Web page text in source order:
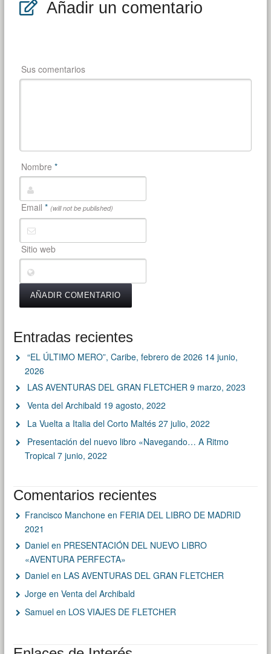
Añadir un comentario
Sus comentarios
Nombre *
Email * (will not be published)
Sitio web
Entradas recientes
“EL ÚLTIMO MERO”, Caribe, febrero de 2026 14 junio,
2026
LAS AVENTURAS DEL GRAN FLETCHER 9 marzo, 2023
Venta del Archibald 19 agosto, 2022
La Vuelta a Italia del Corto Maltés 27 julio, 2022
Presentación del nuevo libro «Navegando… A Ritmo
Tropical 7 junio, 2022
Comentarios recientes
Francisco Manchone en FERIA DEL LIBRO DE MADRID
2021
Daniel en PRESENTACIÓN DEL NUEVO LIBRO
«AVENTURA PERFECTA»
Daniel en LAS AVENTURAS DEL GRAN FLETCHER
Jorge enVenta del Archibald
Samuel en LOS VIAJES DE FLETCHER